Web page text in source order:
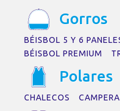
Gorros
BÉISBOL 5 Y 6
BÉISBOL PREMIUM
Polares
CHALECOS